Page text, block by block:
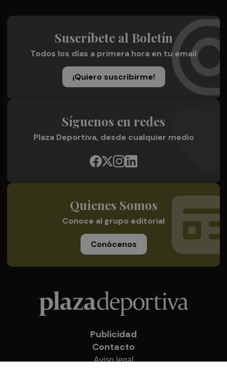
Suscríbete al Boletín
Todos los días a primera hora en tu email
¡Quiero suscribirme!
Síguenos en redes
Plaza Deportiva, desde cualquier medio
Quienes Somos
Conoce al grupo editorial
Conócenos
Publicidad
Contacto
Aviso legal